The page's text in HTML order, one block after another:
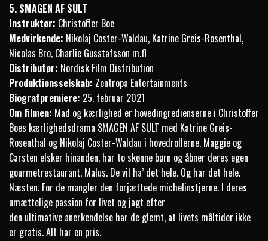
5. SMAGEN AF SULT
Instruktør: Christoffer Boe
Medvirkende: Nikolaj Coster-Waldau, Katrine Greis-Rosenthal,
Nicolas Bro, Charlie Gusstafsson m.fl
Distributør: Nordisk Film Distribution
Produktionsselskab: Zentropa Entertainments
Biografpremiere: 25. februar 2021
Om filmen: Mad og kærlighed er hovedingredienserne i Christoffer
Boes kærlighedsdrama SMAGEN AF SULT med Katrine Greis-
Rosenthal og Nikolaj Coster-Waldau i hovedrollerne. Maggie og
Carsten elsker hinanden, har to skønne børn og åbner deres egen
gourmetrestaurant, Malus. De vil ha’ det hele. Og har det hele.
Næsten. For de mangler den forjættede michelinstjerne. I deres
umættelige passion for livet og jagt efter
den ultimative anerkendelse har de glemt, at livets måltider ikke
er gratis. Alt har en pris.